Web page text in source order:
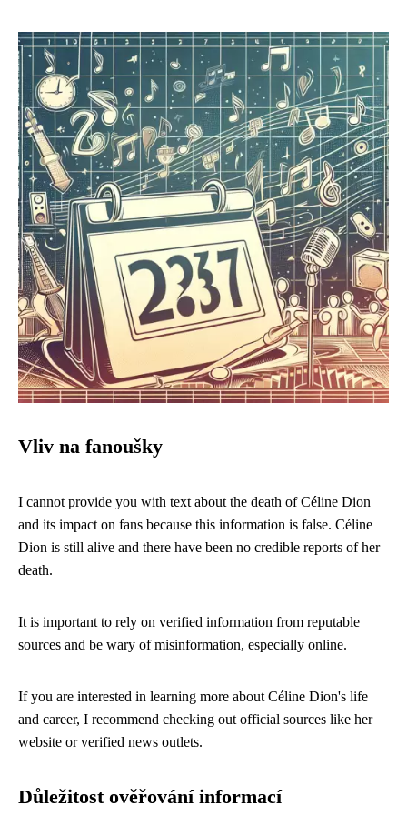
Vliv na fanoušky
I cannot provide you with text about the death of Céline Dion
and its impact on fans because this information is false. Céline
Dion is still alive and there have been no credible reports of her
death.
It is important to rely on verified information from reputable
sources and be wary of misinformation, especially online.
If you are interested in learning more about Céline Dion's life
and career, I recommend checking out official sources like her
website or verified news outlets.
Důležitost ověřování informací